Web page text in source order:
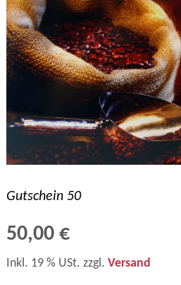
Gutschein 50
50,00 €
Inkl. 19 % USt. zzgl. Versand